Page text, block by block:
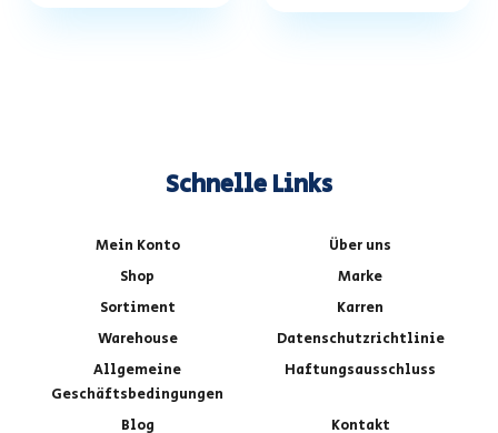
Schnelle Links
Mein Konto
Über uns
Shop
Marke
Sortiment
Karren
Warehouse
Datenschutzrichtlinie
Allgemeine
Geschäftsbedingungen
Haftungsausschluss
Blog Kontakt